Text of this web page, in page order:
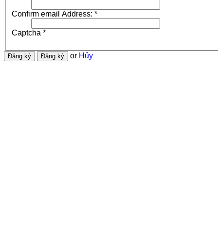
Confirm email Address: *
Captcha *
or Hủy